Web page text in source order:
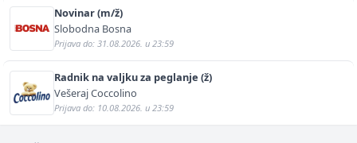
Novinar (m/ž)
Slobodna Bosna
Prijava do: 31.08.2026. u 23:59
Radnik na valjku za peglanje (ž)
Vešeraj Coccolino
Prijava do: 10.08.2026. u 23:59